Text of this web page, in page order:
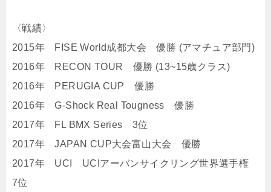
〈戦績〉
2015年 FISE World成都大会 優勝 (アマチュア部門)
2016年 RECON TOUR 優勝 (13~15歳クラス)
2016年 PERUGIA CUP 優勝
2016年 G-Shock Real Tougness 優勝
2017年 FL BMX Series 3位
2017年 JAPAN CUP大会富山大会 優勝
2017年 UCI UCIアーバンサイクリング世界選手権
7位